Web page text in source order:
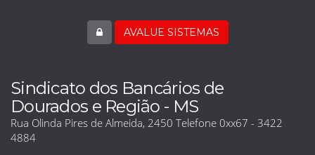
AVALUE SISTEMAS
Sindicato dos Bancários de
Dourados e Região - MS
Rua Olinda Pires de Almeida, 2450 Telefone 0xx67 - 3422
4884